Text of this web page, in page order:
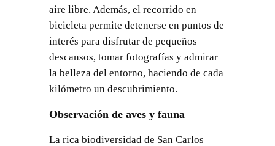
aire libre. Además, el recorrido en
bicicleta permite detenerse en puntos de
interés para disfrutar de pequeños
descansos, tomar fotografías y admirar
la belleza del entorno, haciendo de cada
kilómetro un descubrimiento.
Observación de aves y fauna
La rica biodiversidad de San Carlos